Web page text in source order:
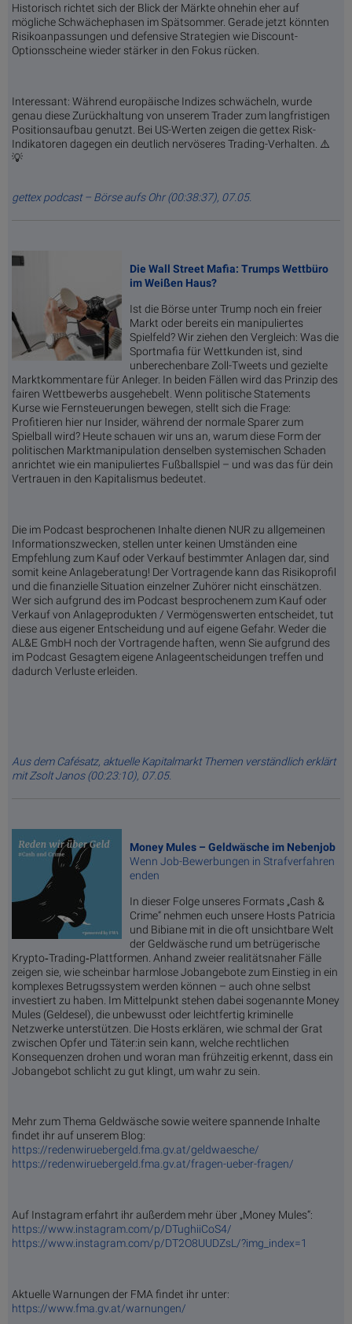
Historisch richtet sich der Blick der Märkte ohnehin eher auf
mögliche Schwächephasen im Spätsommer. Gerade jetzt könnten
Risikoanpassungen und defensive Strategien wie Discount-
Optionsscheine wieder stärker in den Fokus rücken.
Interessant: Während europäische Indizes schwächeln, wurde
genau diese Zurückhaltung von unserem Trader zum langfristigen
Positionsaufbau genutzt. Bei US-Werten zeigen die gettex Risk-
Indikatoren dagegen ein deutlich nervöseres Trading-Verhalten. ⚠️
💡
gettex podcast – Börse aufs Ohr (00:38:37), 07.05.
Die Wall Street Mafia: Trumps Wettbüro
im Weißen Haus?
Ist die Börse unter Trump noch ein freier
Markt oder bereits ein manipuliertes
Spielfeld? Wir ziehen den Vergleich: Was die
Sportmafia für Wettkunden ist, sind
unberechenbare Zoll-Tweets und gezielte
Marktkommentare für Anleger. In beiden Fällen wird das Prinzip des
fairen Wettbewerbs ausgehebelt. Wenn politische Statements
Kurse wie Fernsteuerungen bewegen, stellt sich die Frage:
Profitieren hier nur Insider, während der normale Sparer zum
Spielball wird? Heute schauen wir uns an, warum diese Form der
politischen Marktmanipulation denselben systemischen Schaden
anrichtet wie ein manipuliertes Fußballspiel – und was das für dein
Vertrauen in den Kapitalismus bedeutet.
Die im Podcast besprochenen Inhalte dienen NUR zu allgemeinen
Informationszwecken, stellen unter keinen Umständen eine
Empfehlung zum Kauf oder Verkauf bestimmter Anlagen dar, sind
somit keine Anlageberatung! Der Vortragende kann das Risikoprofil
und die finanzielle Situation einzelner Zuhörer nicht einschätzen.
Wer sich aufgrund des im Podcast besprochenem zum Kauf oder
Verkauf von Anlageprodukten / Vermögenswerten entscheidet, tut
diese aus eigener Entscheidung und auf eigene Gefahr. Weder die
AL&E GmbH noch der Vortragende haften, wenn Sie aufgrund des
im Podcast Gesagtem eigene Anlageentscheidungen treffen und
dadurch Verluste erleiden.
Aus dem Cafésatz, aktuelle Kapitalmarkt Themen verständlich erklärt
mit Zsolt Janos (00:23:10), 07.05.
Money Mules – Geldwäsche im Nebenjob
Wenn Job-Bewerbungen in Strafverfahren
enden
In dieser Folge unseres Formats „Cash &
Crime“ nehmen euch unsere Hosts Patricia
und Bibiane mit in die oft unsichtbare Welt
der Geldwäsche rund um betrügerische
Krypto‑Trading‑Plattformen. Anhand zweier realitätsnaher Fälle
zeigen sie, wie scheinbar harmlose Jobangebote zum Einstieg in ein
komplexes Betrugssystem werden können – auch ohne selbst
investiert zu haben. Im Mittelpunkt stehen dabei sogenannte Money
Mules (Geldesel), die unbewusst oder leichtfertig kriminelle
Netzwerke unterstützen. Die Hosts erklären, wie schmal der Grat
zwischen Opfer und Täter:in sein kann, welche rechtlichen
Konsequenzen drohen und woran man frühzeitig erkennt, dass ein
Jobangebot schlicht zu gut klingt, um wahr zu sein.
Mehr zum Thema Geldwäsche sowie weitere spannende Inhalte
findet ihr auf unserem Blog:
https://redenwiruebergeld.fma.gv.at/geldwaesche/
https://redenwiruebergeld.fma.gv.at/fragen-ueber-fragen/
Auf Instagram erfahrt ihr außerdem mehr über „Money Mules“:
https://www.instagram.com/p/DTughiiCoS4/
https://www.instagram.com/p/DT2O8UUDZsL/?img_index=1
Aktuelle Warnungen der FMA findet ihr unter:
https://www.fma.gv.at/warnungen/